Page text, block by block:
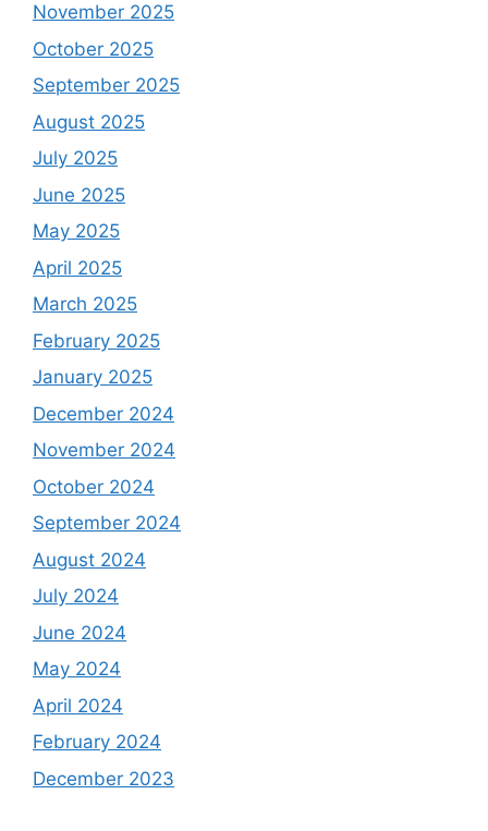
November 2025
October 2025
September 2025
August 2025
July 2025
June 2025
May 2025
April 2025
March 2025
February 2025
January 2025
December 2024
November 2024
October 2024
September 2024
August 2024
July 2024
June 2024
May 2024
April 2024
February 2024
December 2023